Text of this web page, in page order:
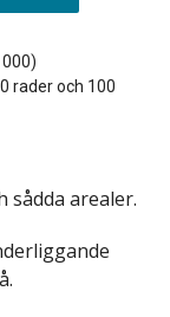
rader och 100
sådda arealer.